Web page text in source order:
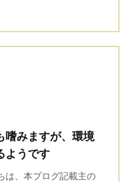
嗜みますが、環境
ようです
は、本ブログ記載主の